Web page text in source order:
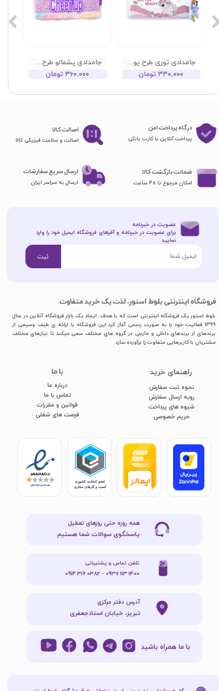
جامدادی پشمالو طرح خرگوش
۳۶۰,۰۰۰ تومان
جامدادی توری طرح یونیکورن
۳۳۰,۰۰۰ تومان
درگاه پرداخت امن
پرداخت آنلاین با کارت بانکی
فروشگاه اینترنتی بلوط استور، لذت یک خرید متفاوت
بلوط استور یک فروشگاه اینترنتی است که با هدف، ایجاد یک بازار فروشگاه آنلاین در سال
1399 فعالیت خود را به صورت رسمی آغاز کرد.این فروشگاه با ارائه ی طیف وسیعی از
برندهای از برندهای داخلی و خارجی در گروه های مختلف سعی میکند تا نیازهای مختلف
مشتریان با کاربرهایی متفاوت را برآورده سازد.
با ما
درباره ما
تماس با ما
قوانین و مقررات
فرصت های شغلی
​راهنمای خرید
نحوه ثبت سفارش
رویه ارسال سفارش
شیوه های پرداخت
​​​​​​​حریم خصوصی
اصا​​​​​​​لت کالا
اصالت و سلامت فیزیکی کالا
ضمانت بازگشت کالا
امکان مرجوع تا 48 ساعت
ارسال سریع سفارشات
ارسال به سراسر ایران
با ما همراه باشید
همه روزه حتی روزهای تعطیل
پاسخگوی سوالات شما هستیم
آدرس دفتر مرکزی
تبریز، خیابان استادجعفری
تلفن تماس و پشتیبانی
1400 113 0937 - 0382 316 0914
عضویت در خبرنامه
برای عضویت در خبرنامه و آفرهای فروشگاه ایمیل خود را وارد
نمایید​​​​​​​
ثبت